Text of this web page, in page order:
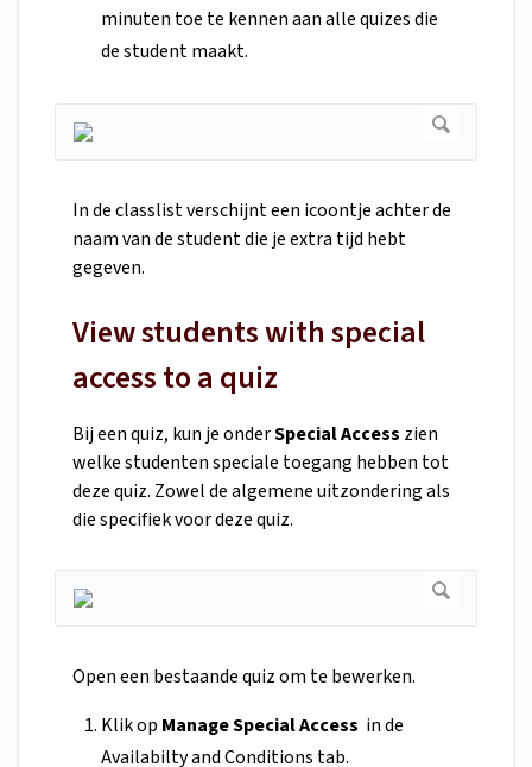
minuten toe te kennen aan alle quizes die
de student maakt.
In de classlist verschijnt een icoontje achter de
naam van de student die je extra tijd hebt
gegeven.
View students with special
access to a quiz
Bij een quiz, kun je onderSpecial Access zien
welke studenten speciale toegang hebben tot
deze quiz. Zowel de algemene uitzondering als
die specifiek voor deze quiz.
Open een bestaande quiz om te bewerken.
Klik op Manage Special Access in de
Availabilty and Conditions tab.